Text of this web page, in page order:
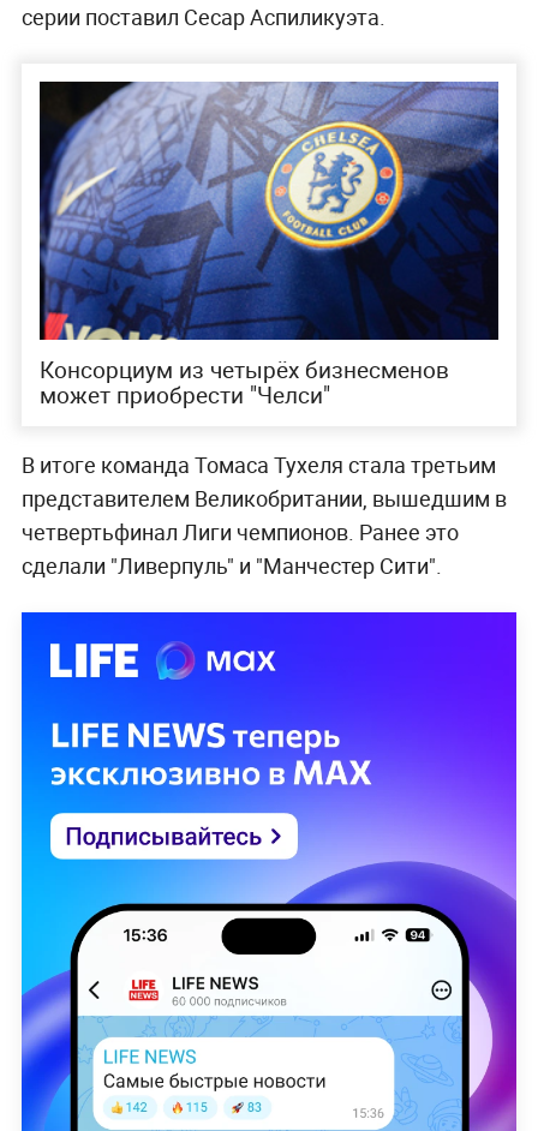
серии поставил Сесар Аспиликуэта.
Консорциум из четырёх бизнесменов
может приобрести "Челси"
В итоге команда Томаса Тухеля стала третьим
представителем Великобритании, вышедшим в
четвертьфинал Лиги чемпионов. Ранее это
сделали "Ливерпуль" и "Манчестер Сити".